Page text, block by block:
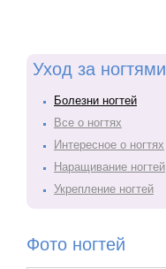
Уход за ногтями
Болезни ногтей
Все о ногтях
Интересное о ногтях
Наращивание ногтей
Укрепление ногтей
Фото ногтей